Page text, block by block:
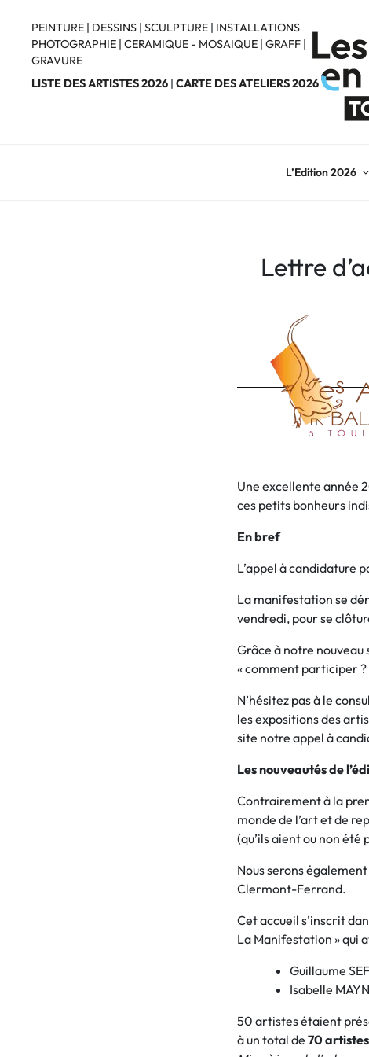
contenu
principal
PEINTURE | DESSINS | SCULPTURE | INSTALLATIONS
PHOTOGRAPHIE | CERAMIQUE - MOSAIQUE | GRAFF |
GRAVURE
LISTE DES ARTISTES 2026 | CARTE DES ATELIERS 2026
L’Edition 2026
Lettre
Une excellente année
ces petits bonheurs
En bref
L’appel à candidature
La manifestation se
vendredi, pour se
Grâce à notre
« comment participer
N’hésitez pas à le
les expositions des
site notre appel à
Les nouveautés de
Contrairement à la
monde de l’art et de
(qu’ils aient ou non été
Nous serons
Clermont-Ferrand.
Cet accueil s’inscrit
La Manifestation » qui
Guillaume
Isabelle
50 artistes étaient
à un total de 70 artistes